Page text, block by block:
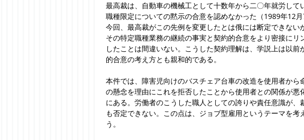
最高裁は、自動車の機械工として十数年から二〇年就労し
職種限定についての黙示の合意を認めなかった（1989年12月
今回、最高裁がこの先例を変更したとは俄には断定できない
その特定職種業務の継続の事実と契約的合意をより密接に
したことは間違いない。こうした契約理解は、学説上は以
的合意の考え方とも親和的である。
本件では、障害児向けのバスチェア台車の改造を使用者か
の懸念を理由にこれを拒否したことから使用者との関係が
にある。労働者のこうした職人としての誇りや責任意識が
も否定できない。この点は、ジョブ型雇用というテーマを
う。